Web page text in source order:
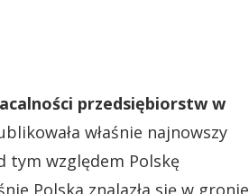
przedsiębiorstw w
właśnie najnowszy
tym względem Polskę
Polska znalazła się w gronie